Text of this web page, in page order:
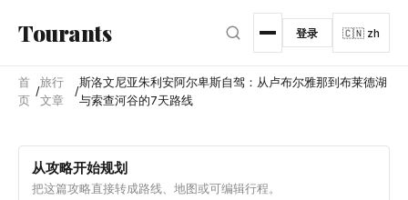
Tourants 登录 🇨🇳 zh
首
页
/
旅行
文章
/
斯洛文尼亚朱利安阿尔卑斯自驾：从卢布尔雅那到布莱德湖
与索查河谷的7天路线
从攻略开始规划
把这篇攻略直接转成路线、地图或可编辑行程。